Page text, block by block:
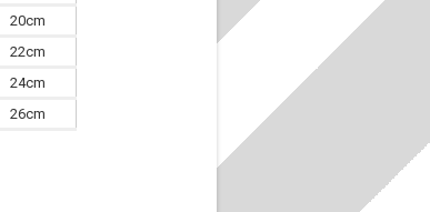
20cm
22cm
24cm
26cm